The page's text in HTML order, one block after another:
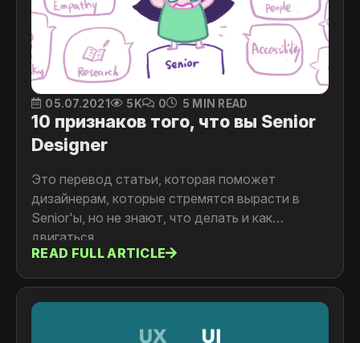
05.07.2021 5K 0 5 MIN READ
10 признаков того, что вы Senior
Designer
Это перевод статьи, которая поможет
дизайнерам, которые стремятся вырасти в
Senior'ы, но не знают, что делать и как
двигаться.
READ FULL ARTICLE